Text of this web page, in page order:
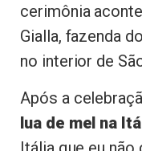
cerimônia
Gialla, fazenda
no interior de
Após a
lua de mel na